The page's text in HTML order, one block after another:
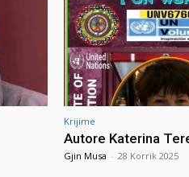
Krijime
Autore Katerina
Gjin Musa - 28 Korrik 2025